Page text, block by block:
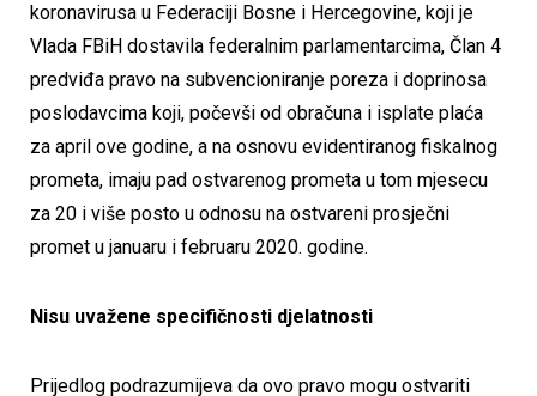
koronavirusa u Federaciji Bosne i Hercegovine, koji je
Vlada FBiH dostavila federalnim parlamentarcima, Član 4
predviđa pravo na subvencioniranje poreza i doprinosa
poslodavcima koji, počevši od obračuna i isplate plaća
za april ove godine, a na osnovu evidentiranog fiskalnog
prometa, imaju pad ostvarenog prometa u tom mjesecu
za 20 i više posto u odnosu na ostvareni prosječni
promet u januaru i februaru 2020. godine.
Nisu uvažene specifičnosti djelatnosti
Prijedlog podrazumijeva da ovo pravo mogu ostvariti